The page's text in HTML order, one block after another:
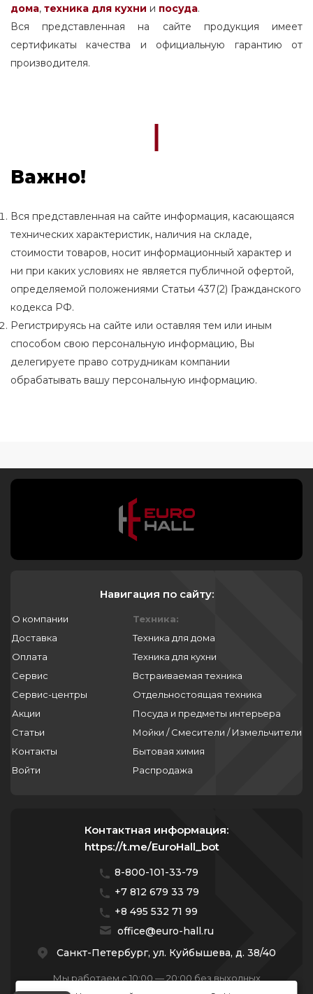
дома, техника для кухни и посуда.
Вся представленная на сайте продукция имеет
сертификаты качества и официальную гарантию от
производителя.
Важно!
Вся представленная на сайте информация, касающаяся
технических характеристик, наличия на складе,
стоимости товаров, носит информационный характер и
ни при каких условиях не является публичной офертой,
определяемой положениями Статьи 437(2) Гражданского
кодекса РФ.
Регистрируясь на сайте или оставляя тем или иным
способом свою персональную информацию, Вы
делегируете право сотрудникам компании
обрабатывать вашу персональную информацию.
Навигация по сайту:
О компании
Доставка
Оплата
Сервис
Сервис-центры
Акции
Статьи
Контакты
Войти
Техника:
Техника для дома
Техника для кухни
Встраиваемая техника
Отдельностоящая техника
Посуда и предметы интерьера
Мойки / Смесители / Измельчители
Бытовая химия
Распродажа
Контактная информация:
https://t.me/EuroHall_bot
8-800-101-33-79
+7 812 679 33 79
+8 495 532 71 99
office@euro-hall.ru
Санкт-Петербург, ул. Куйбышева, д. 38/40
Мы работаем с 10:00 — 20:00 без выходных